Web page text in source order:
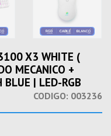
X3 WHITE (
MECANICO +
BLUE | LED-RGB
CODIGO: 003236